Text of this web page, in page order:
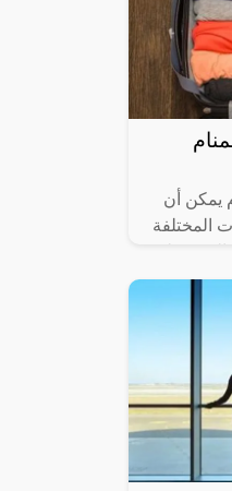
يمكن أن
المختلفة